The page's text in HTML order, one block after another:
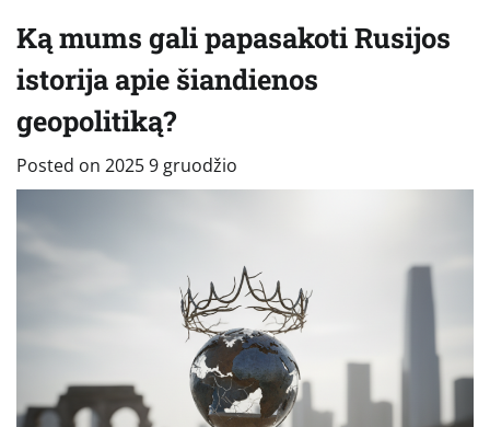
Ką mums gali papasakoti Rusijos
istorija apie šiandienos
geopolitiką?
Posted on 2025 9 gruodžio